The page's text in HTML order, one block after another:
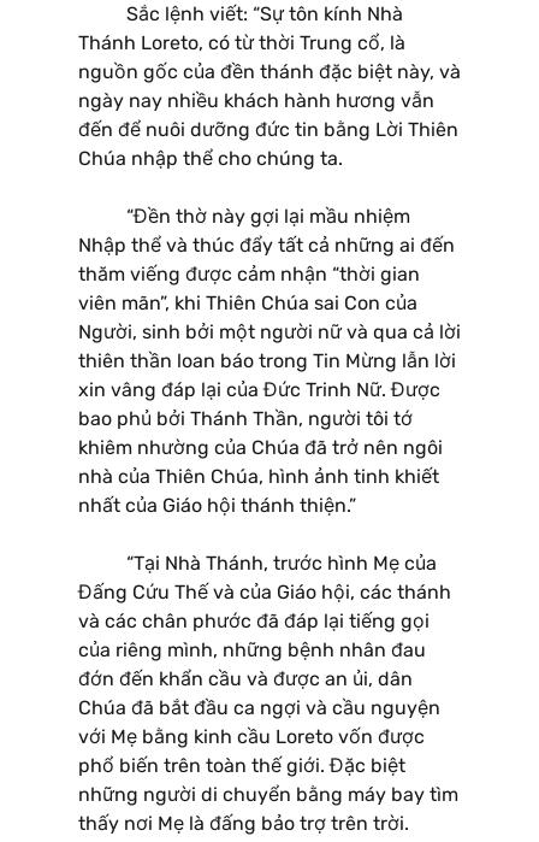
Sắc lệnh viết: “Sự tôn kính Nhà
Thánh Loreto, có từ thời Trung cổ, là
nguồn gốc của đền thánh đặc biệt này, và
ngày nay nhiều khách hành hương vẫn
đến để nuôi dưỡng đức tin bằng Lời Thiên
Chúa nhập thể cho chúng ta.
“Đền thờ này gợi lại mầu nhiệm
Nhập thể và thúc đẩy tất cả những ai đến
thăm viếng được cảm nhận “thời gian
viên mãn”, khi Thiên Chúa sai Con của
Người, sinh bởi một người nữ và qua cả lời
thiên thần loan báo trong Tin Mừng lẫn lời
xin vâng đáp lại của Đức Trinh Nữ. Được
bao phủ bởi Thánh Thần, người tôi tớ
khiêm nhường của Chúa đã trở nên ngôi
nhà của Thiên Chúa, hình ảnh tinh khiết
nhất của Giáo hội thánh thiện.”
“Tại Nhà Thánh, trước hình Mẹ của
Đấng Cứu Thế và của Giáo hội, các thánh
và các chân phước đã đáp lại tiếng gọi
của riêng mình, những bệnh nhân đau
đớn đến khẩn cầu và được an ủi, dân
Chúa đã bắt đầu ca ngợi và cầu nguyện
với Mẹ bằng kinh cầu Loreto vốn được
phổ biến trên toàn thế giới. Đặc biệt
những người di chuyển bằng máy bay tìm
thấy nơi Mẹ là đấng bảo trợ trên trời.